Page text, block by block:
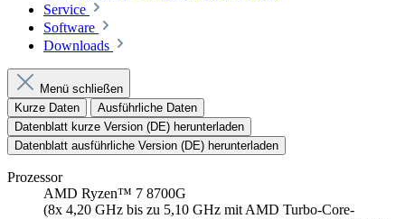
Service
Software
Downloads
Menü schließen
Kurze Daten
Ausführliche Daten
Datenblatt kurze Version (DE) herunterladen
Datenblatt ausführliche Version (DE) herunterladen
Prozessor
AMD Ryzen™ 7 8700G
(8x 4,20 GHz bis zu 5,10 GHz mit AMD Turbo-Core-